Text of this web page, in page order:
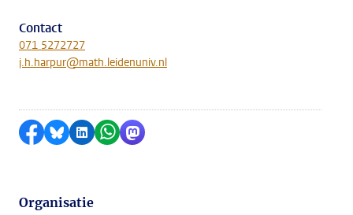
Contact
071 5272727
j.h.harpur@math.leidenuniv.nl
Delen op Facebook
Delen via Bluesky
Delen op LinkedIn
Delen via WhatsApp
Delen via Mastodon
Organisatie